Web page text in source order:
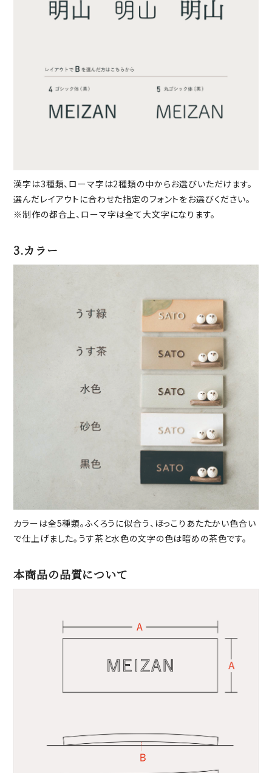
漢字は3種類、ローマ字は2種類の中からお選びいただけます。
選んだレイアウトに合わせた指定のフォントをお選びください。
※制作の都合上、ローマ字は全て大文字になります。
3.カラー
カラーは全5種類。ふくろうに似合う、ほっこりあたたかい色合い
で仕上げました。うす茶と水色の文字の色は暗めの茶色です。
本商品の品質について